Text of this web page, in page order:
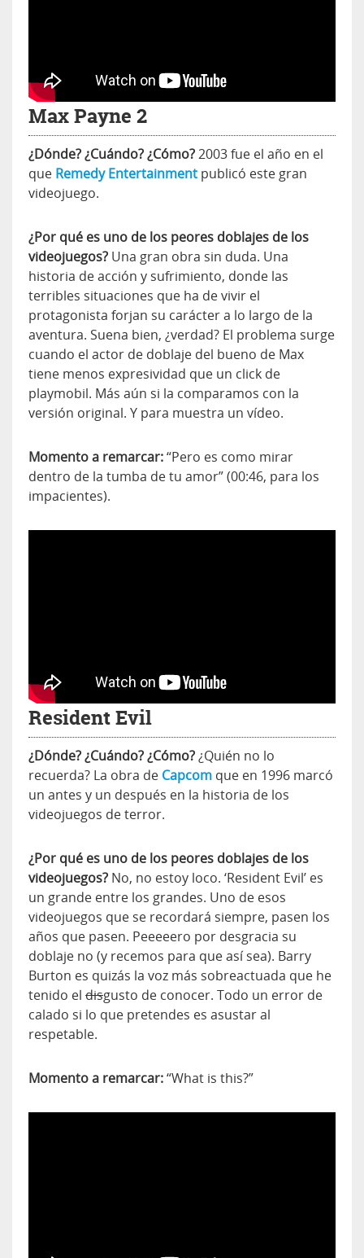
Max Payne 2
¿Dónde? ¿Cuándo? ¿Cómo?2003 fue el año en el
que Remedy Entertainment publicó este gran
videojuego.
¿Por qué es uno de los peores doblajes de los
videojuegos? Una gran obra sin duda. Una
historia de acción y sufrimiento, donde las
terribles situaciones que ha de vivir el
protagonista forjan su carácter a lo largo de la
aventura. Suena bien, ¿verdad? El problema surge
cuando el actor de doblaje del bueno de Max
tiene menos expresividad que un click de
playmobil. Más aún si la comparamos con la
versión original. Y para muestra un vídeo.
Momento a remarcar:“Pero es como mirar
dentro de la tumba de tu amor” (00:46, para los
impacientes).
Resident Evil
¿Dónde? ¿Cuándo? ¿Cómo?¿Quién no lo
recuerda? La obra de Capcom que en 1996 marcó
un antes y un después en la historia de los
videojuegos de terror.
¿Por qué es uno de los peores doblajes de los
videojuegos? No, no estoy loco. ‘Resident Evil’ es
un grande entre los grandes. Uno de esos
videojuegos que se recordará siempre, pasen los
años que pasen. Peeeeero por desgracia su
doblaje no (y recemos para que así sea). Barry
Burton es quizás la voz más sobreactuada que he
tenido el disgusto de conocer. Todo un error de
calado si lo que pretendes es asustar al
respetable.
Momento a remarcar:“What is this?”